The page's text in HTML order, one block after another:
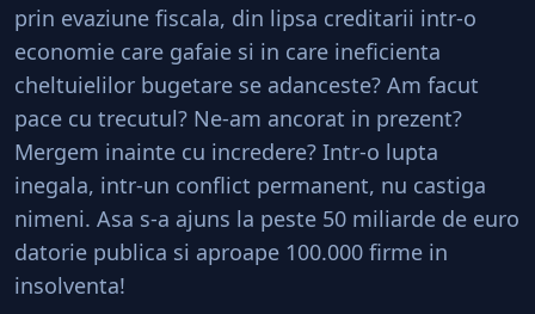
prin evaziune fiscala, din lipsa creditarii intr-o
economie care gafaie si in care ineficienta
cheltuielilor bugetare se adanceste? Am facut
pace cu trecutul? Ne-am ancorat in prezent?
Mergem inainte cu incredere? Intr-o lupta
inegala, intr-un conflict permanent, nu castiga
nimeni. Asa s-a ajuns la peste 50 miliarde de euro
datorie publica si aproape 100.000 firme in
insolventa!